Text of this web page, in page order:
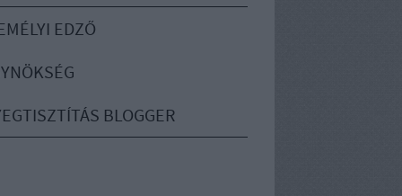
EDZŐ
BLOGGER